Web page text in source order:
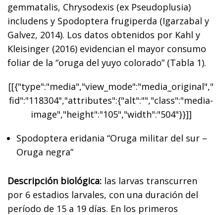
gemmatalis, Chrysodexis (ex Pseudoplusia)
includens y Spodoptera frugiperda (Igarzabal y
Galvez, 2014). Los datos obtenidos por Kahl y
Kleisinger (2016) evidencian el mayor consumo
foliar de la “oruga del yuyo colorado” (Tabla 1).
[[{"type":"media","view_mode":"media_original","
fid":"118304","attributes":{"alt":"","class":"media-
image","height":"105","width":"504"}}]]
Spodoptera eridania “Oruga militar del sur –
Oruga negra”
Descripción biológica: las larvas transcurren
por 6 estadios larvales, con una duración del
período de 15 a 19 días. En los primeros